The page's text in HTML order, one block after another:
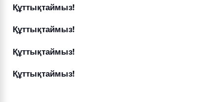
Құттықтаймыз!
Құттықтаймыз!
Құттықтаймыз!
Құттықтаймыз!